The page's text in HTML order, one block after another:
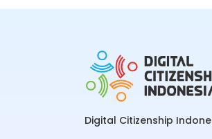
Digital Citizenship